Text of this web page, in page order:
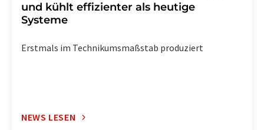
und kühlt effizienter als heutige
Systeme
Erstmals im Technikumsmaßstab produziert
NEWS LESEN